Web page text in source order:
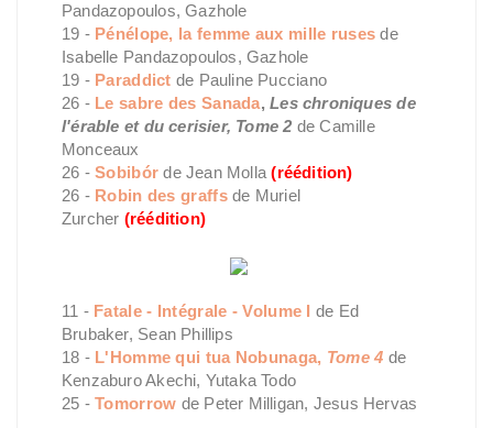
Pandazopoulos, Gazhole
19 - Pénélope, la femme aux mille ruses de
Isabelle Pandazopoulos, Gazhole
19 - Paraddict de Pauline Pucciano
26 - Le sabre des Sanada,Les chroniques de
l'érable et du cerisier, Tome 2 de Camille
Monceaux
26 -Sobibór de Jean Molla (réédition)
26 - Robin des graffsde Muriel
Zurcher (réédition)
11 - Fatale - Intégrale - Volume I de Ed
Brubaker, Sean Phillips
18 - L'Homme qui tua Nobunaga, Tome 4 de
Kenzaburo Akechi, Yutaka Todo
25 -Tomorrow de Peter Milligan, Jesus Hervas